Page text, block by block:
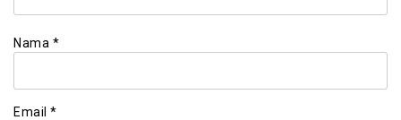
Nama *
Email *